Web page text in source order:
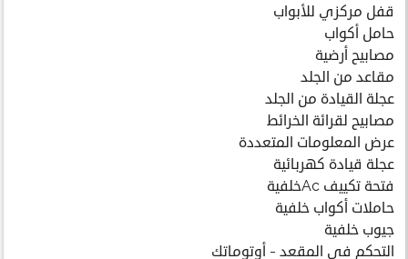
قفل مركزي للأبواب
حامل أكواب
مصابيح أرضية
مقاعد من الجلد
عجلة القيادة من الجلد
مصابيح لقرائة الخرائط
عرض المعلومات المتعددة
عجلة قيادة كهربائية
فتحة تكييف Acخلفية
حاملات أكواب خلفية
جيوب خلفية
التحكم فى المقعد - أوتوماتك